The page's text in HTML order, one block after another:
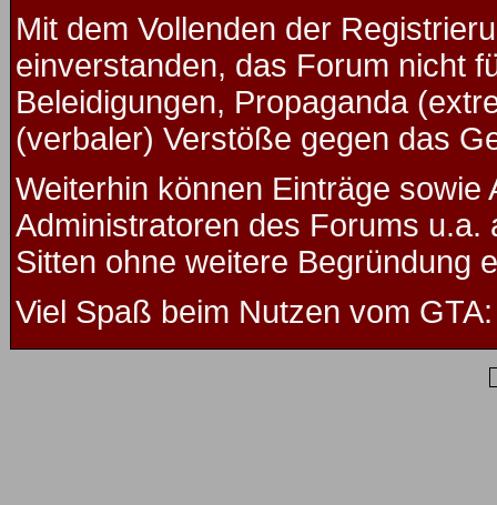
Mit dem Vollenden der
einverstanden, das Forum nicht
Beleidigungen, Propaganda
(verbaler) Verstöße gegen das
Weiterhin können Einträge
Administratoren des Forums
Sitten ohne weitere Begründung
Viel Spaß beim Nutzen vom